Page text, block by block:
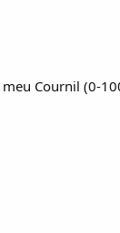
Cournil (0-